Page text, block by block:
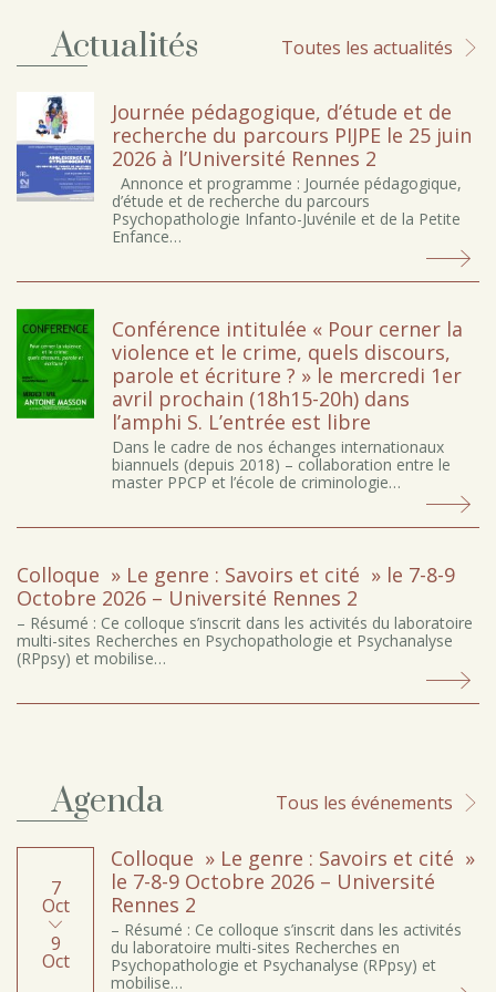
Actualités Toutes les actualités
Journée pédagogique, d’étude et de
recherche du parcours PIJPE le 25 juin
2026 à l’Université Rennes 2
Annonce et programme : Journée pédagogique,
d’étude et de recherche du parcours
Psychopathologie Infanto-Juvénile et de la Petite
Enfance…
Conférence intitulée « Pour cerner la
violence et le crime, quels discours,
parole et écriture ? » le mercredi 1er
avril prochain (18h15-20h) dans
l’amphi S. L’entrée est libre
Dans le cadre de nos échanges internationaux
biannuels (depuis 2018) – collaboration entre le
master PPCP et l’école de criminologie…
Colloque » Le genre : Savoirs et cité » le 7-8-9
Octobre 2026 – Université Rennes 2
– Résumé : Ce colloque s’inscrit dans les activités du laboratoire
multi-sites Recherches en Psychopathologie et Psychanalyse
(RPpsy) et mobilise…
Agenda Tous les événements
7
Oct
9
Oct
Colloque » Le genre : Savoirs et cité »
le 7-8-9 Octobre 2026 – Université
Rennes 2
– Résumé : Ce colloque s’inscrit dans les activités
du laboratoire multi-sites Recherches en
Psychopathologie et Psychanalyse (RPpsy) et
mobilise…